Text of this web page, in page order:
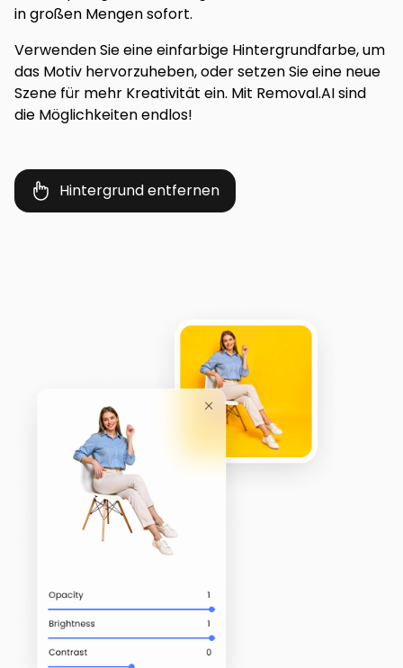
in großen Mengen sofort.
Verwenden Sie eine einfarbige Hintergrundfarbe, um
das Motiv hervorzuheben, oder setzen Sie eine neue
Szene für mehr Kreativität ein. Mit Removal.AI sind
die Möglichkeiten endlos!
Hintergrund entfernen